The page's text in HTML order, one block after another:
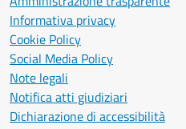
Informativa privacy
Cookie Policy
Social Media Policy
Note legali
Notifica atti giudiziari
Dichiarazione di accessibilità